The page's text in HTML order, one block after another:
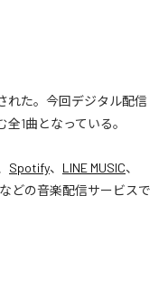
れた。今回デジタル配信
全1曲となっている。
Spotify、 LINE MUSIC、
などの音楽配信サービスで